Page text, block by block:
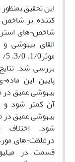
کننده بر شاخص
شاخص¬های
القای بیهوشی
بررسی شد.
بیهوشی عمیق
بیهوشی عمیق در
شود. اختلاف